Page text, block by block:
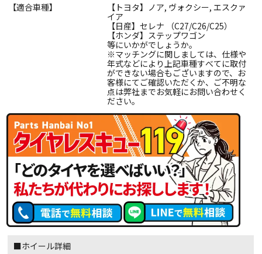
【適合車種】
【トヨタ】ノア, ヴォクシー, エスクァ
イア
【日産】セレナ （C27/C26/C25）
【ホンダ】ステップワゴン
等にいかがでしょうか。
※マッチングに関しましては、仕様や
年式などにより上記車種すべてに取付
ができない場合もございますので、お
客様にてご確認いただくか、ご不明な
点は弊社までお気軽にお問い合わせく
ださい。
■ホイール詳細